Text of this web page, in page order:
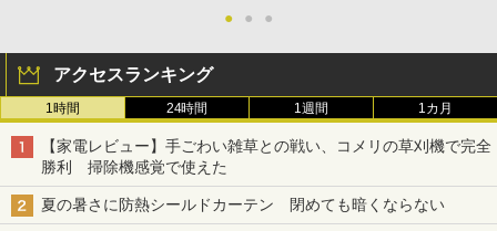
● ● ●
アクセスランキング
1時間 24時間 1週間 1カ月
【家電レビュー】手ごわい雑草との戦い、コメリの草刈機で完全
勝利 掃除機感覚で使えた
夏の暑さに防熱シールドカーテン 閉めても暗くならない